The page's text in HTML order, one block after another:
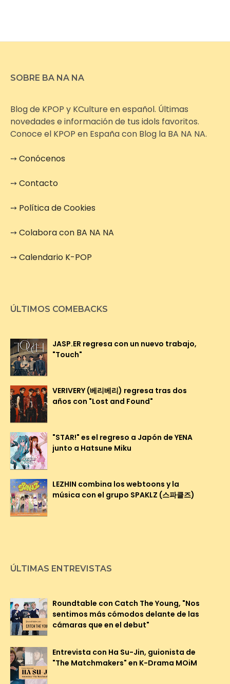
SOBRE BA NA NA
Blog de KPOP y KCulture en español. Últimas
novedades e información de tus idols favoritos.
Conoce el KPOP en España con Blog la BA NA NA.
➙Conócenos
➙Contacto
➙ Política de Cookies
➙Colabora con BA NA NA
➙Calendario K-POP
ÚLTIMOS COMEBACKS
JASP.ER regresa con un nuevo trabajo,
"Touch"
VERIVERY (베리베리) regresa tras dos
años con "Lost and Found"
"STAR!" es el regreso a Japón de YENA
junto a Hatsune Miku
LEZHIN combina los webtoons y la
música con el grupo SPAKLZ (스파클즈)
ÚLTIMAS ENTREVISTAS
Roundtable con Catch The Young, "Nos
sentimos más cómodos delante de las
cámaras que en el debut"
Entrevista con Ha Su-Jin, guionista de
"The Matchmakers" en K-Drama MOiM